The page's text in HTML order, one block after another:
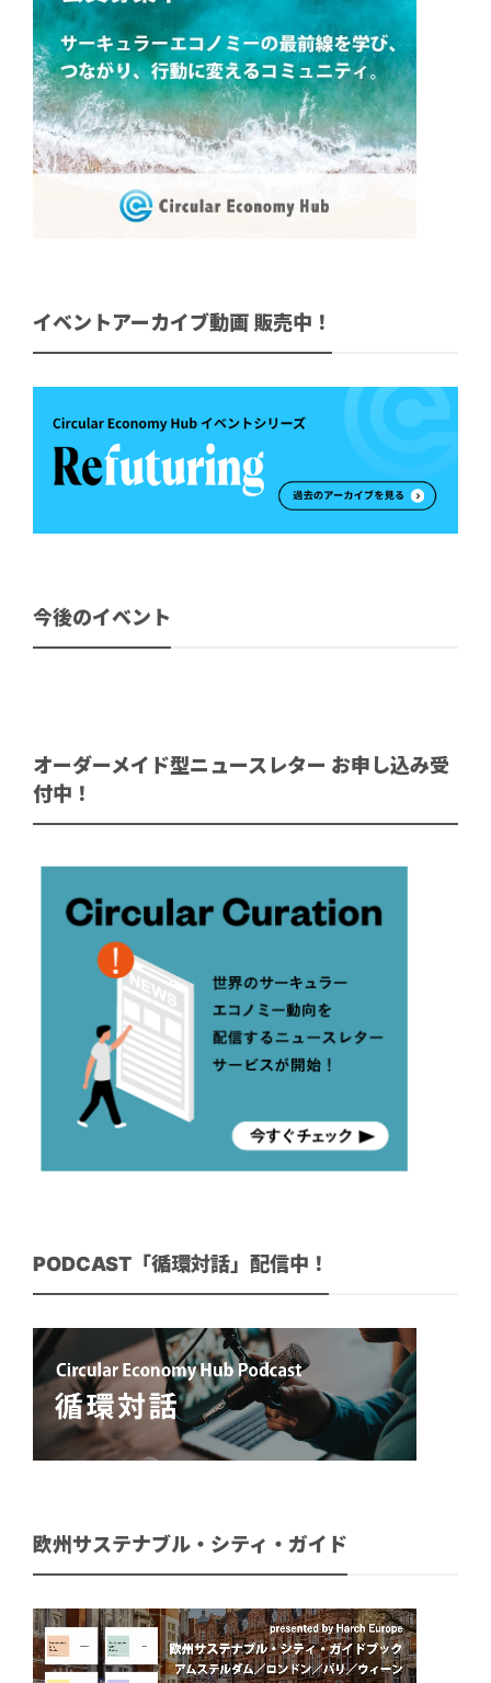
イベントアーカイブ動画 販売中！
今後のイベント
オーダーメイド型ニュースレター お申し込み受
付中！
PODCAST「循環対話」配信中！
欧州サステナブル・シティ・ガイド